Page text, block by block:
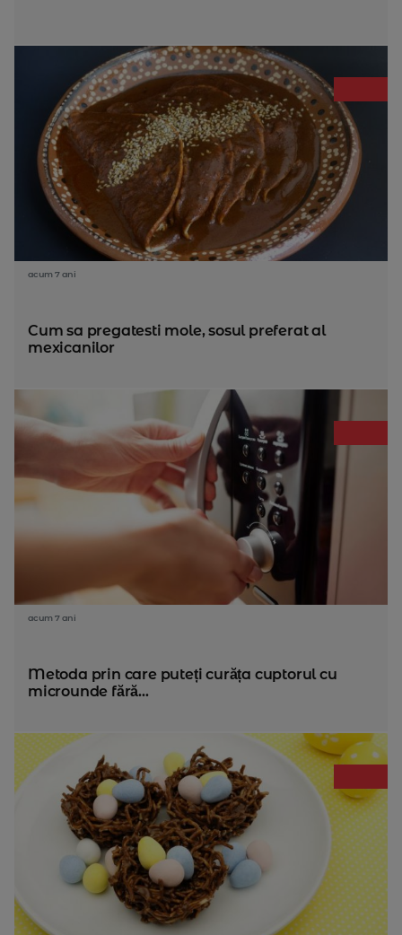
acum 7 ani
Cum sa pregatesti mole, sosul preferat al
mexicanilor
acum 7 ani
Metoda prin care puteți curăța cuptorul cu
microunde fără...